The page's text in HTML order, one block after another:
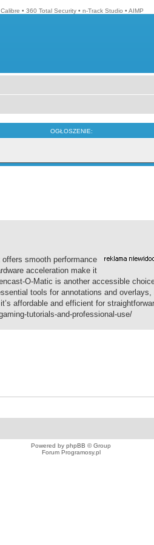
Calibre • 360 Total Security • n-Track Studio • AIMP
OGŁOSZENIE:
smooth performance
acceleration make it
O-Matic is another accessible
tools for annotations and
affordable and efficient for
tutorials-and-professional-use/
Powered by phpBB © Group
Forum Programosy.pl